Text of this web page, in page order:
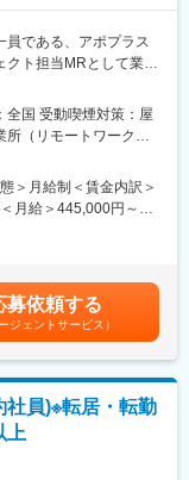
トによる）：入社オリ
なわれますが、その
専門領域MRの育成も
ップに入るなど、MR
制を整えています。
数の取引メーカー：同
数があり、様々なご経
代～60代までの幅広い
員である、アポプラス
クト担当MRとして業務
りますので、今までの
ザー(SV)より、日々の
。全国にSVを配置
います。
ています。社長をは
キャリアや育成、長期
トによる）：入社オリ
全国 受動喫煙対策：屋
所（リモートワーク含
＞月給制＜賃金内訳＞
月給＞445,000円～
をご参照ください。昇
の評価次第で大幅に
金はあくまでも目安
性があります。月給(月
募依頼する
ージェントサービス）
社員)※転居・転勤
上